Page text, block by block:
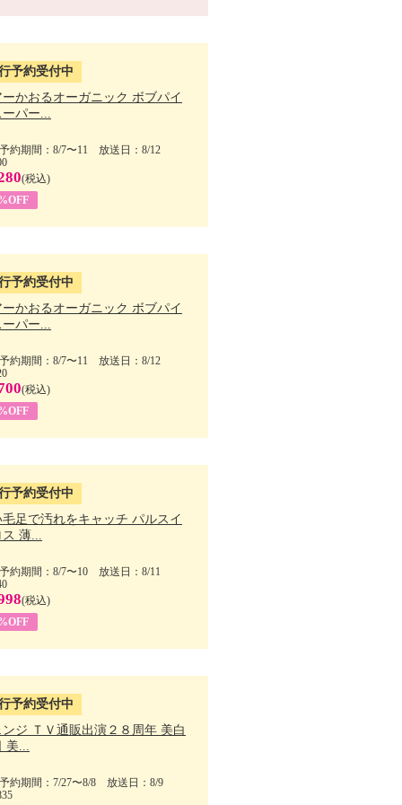
予約受付中
ーかおるオーガニック ボブパイ
ーパー...
約期間：8/7〜11 放送日：8/12
(税込)
予約受付中
ーかおるオーガニック ボブパイ
ーパー...
約期間：8/7〜11 放送日：8/12
(税込)
予約受付中
毛足で汚れをキャッチ パルスイ
ス 薄...
約期間：8/7〜10 放送日：8/11
(税込)
予約受付中
ンジ ＴＶ通販出演２８周年 美白
美...
約期間：7/27〜8/8 放送日：8/9